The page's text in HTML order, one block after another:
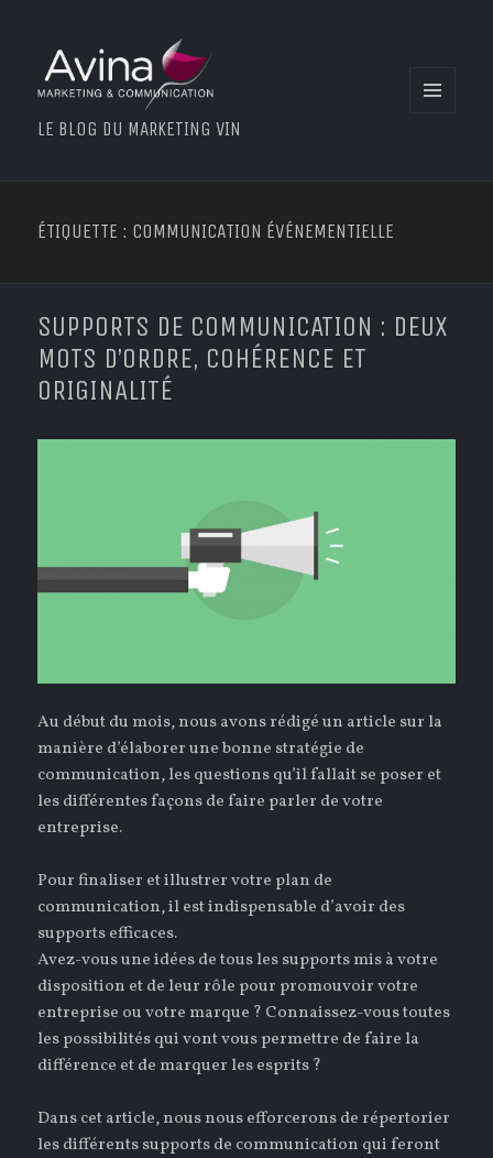
LE BLOG DU MARKETING VIN
ÉTIQUETTE : COMMUNICATION ÉVÉNEMENTIELLE
SUPPORTS DE COMMUNICATION : DEUX
MOTS D’ORDRE, COHÉRENCE ET
ORIGINALITÉ
Au début du mois, nous avons rédigé un article sur la
manière d’élaborer une bonne stratégie de
communication, les questions qu’il fallait se poser et
les différentes façons de faire parler de votre
entreprise.
Pour finaliser et illustrer votre plan de
communication, il est indispensable d’avoir des
supports efficaces.
Avez-vous une idées de tous les supports mis à votre
disposition et de leur rôle pour promouvoir votre
entreprise ou votre marque ? Connaissez-vous toutes
les possibilités qui vont vous permettre de faire la
différence et de marquer les esprits ?
Dans cet article, nous nous efforcerons de répertorier
les différents supports de communication qui feront